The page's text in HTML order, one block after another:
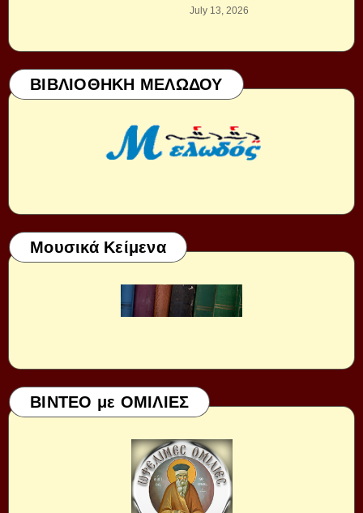
July 13, 2026
ΒΙΒΛΙΟΘΗΚΗ ΜΕΛΩΔΟΥ
Μουσικά Κείμενα
ΒΙΝΤΕΟ με ΟΜΙΛΙΕΣ